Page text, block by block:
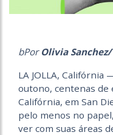
bPor Olivia
LA JOLLA,
outono, centenas de
Califórnia, em San
pelo menos no
ver com suas áreas